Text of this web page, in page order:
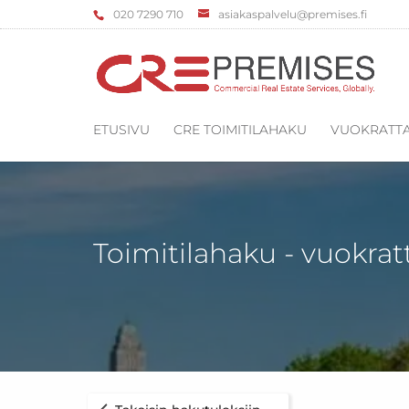
‌020 7290 710 asiakaspalvelu@premises.fi
ETUSIVU CRE TOIMITILAHAKU
Toimitilahaku -